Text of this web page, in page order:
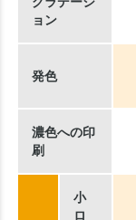
ョン
発色
濃色への印
刷
小
ロ